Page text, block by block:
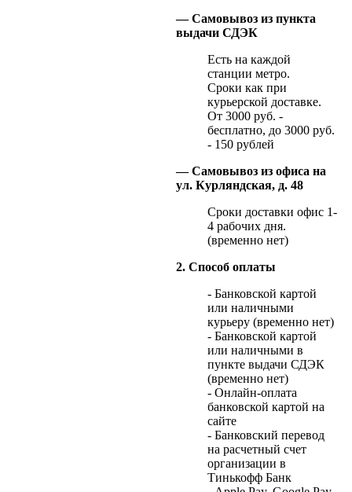
— Самовывоз из пункта
выдачи СДЭК
Есть на каждой
станции метро.
Сроки как при
курьерской доставке.
От 3000 руб. -
бесплатно, до 3000 руб.
- 150 рублей
— Самовывоз из офиса на
ул. Курляндская, д. 48
Сроки доставки офис 1-
4 рабочих дня.
(временно нет)
2. Способ оплаты
- Банковской картой
или наличными
курьеру (временно нет)
- Банковской картой
или наличными в
пункте выдачи СДЭК
(временно нет)
- Онлайн-оплата
банковской картой на
сайте
- Банковский перевод
на расчетный счет
организации в
Тинькофф Банк